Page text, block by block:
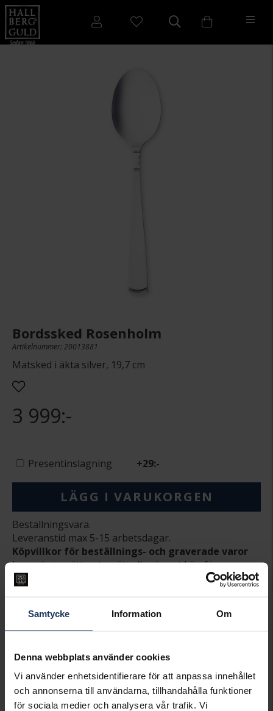
Samtycke Information Om
Denna webbplats använder cookies
Vi använder enhetsidentifierare för att anpassa innehållet
och annonserna till användarna, tillhandahålla funktioner
för sociala medier och analysera vår trafik. Vi
Bordssked Rosenholm
Artikelnummer: 20013881
Matsked i äkta silver, 19,7 cm
3 999:-
Presentinslagning +29:-
LÄGG I VARUKORGEN
Beställningsvara.
Leveranstid max 5-15 arbetsdagar.
Köpvillkor för beställnings- och graverade varor
Ingen bytesrätt, returrätt eller öppet köp för
beställningsvaror, ringar från Schalins, Flemming
Uziel och Sarek samt graverade varor. Läs mer om
INFO
VARUMÄRKE
AB Gense
MODELL
713800
MATERIAL
Äkta silver
DETALJER
Design Jacob Ängman